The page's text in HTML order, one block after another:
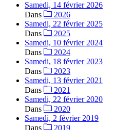
Samedi, 14 février 2026
Dans
2026
Samedi, 22 février 2025
Dans
2025
Samedi, 10 février 2024
Dans
2024
Samedi, 18 février 2023
Dans
2023
Samedi, 13 février 2021
Dans
2021
Samedi, 22 février 2020
Dans
2020
Samedi, 2 février 2019
Dans
2019